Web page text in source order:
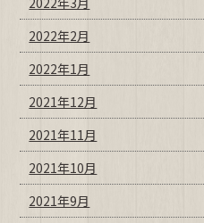
2022年2月
2022年1月
2021年12月
2021年11月
2021年10月
2021年9月